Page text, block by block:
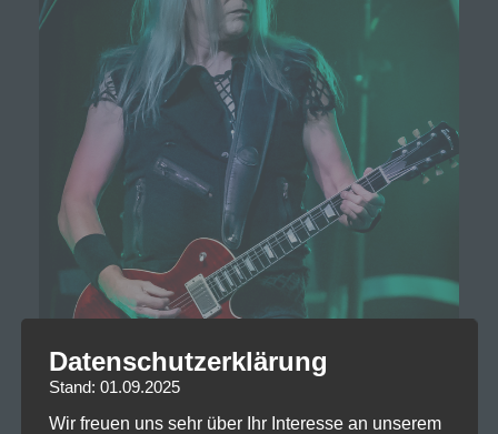
Datenschutzerklärung
Stand: 01.09.2025
Wir freuen uns sehr über Ihr Interesse an unserem